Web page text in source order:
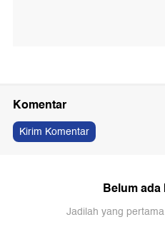
Komentar
Kirim Komentar
Belum
Jadilah yang